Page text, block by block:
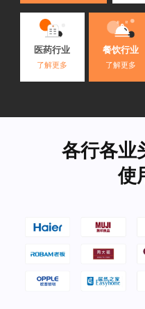
医药行业
了解更多
餐饮行业
了解更多
各行各业
使